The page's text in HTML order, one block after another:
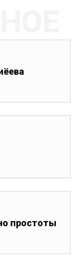
простоты